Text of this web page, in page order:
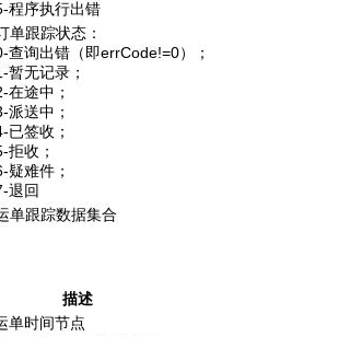
程序执行出错
单跟踪状态：
查询出错（即errCode!=0）；
暂无记录；
在途中；
派送中；
已签收；
拒收；
疑难件；
退回
单跟踪数据集合
描述
单时间节点